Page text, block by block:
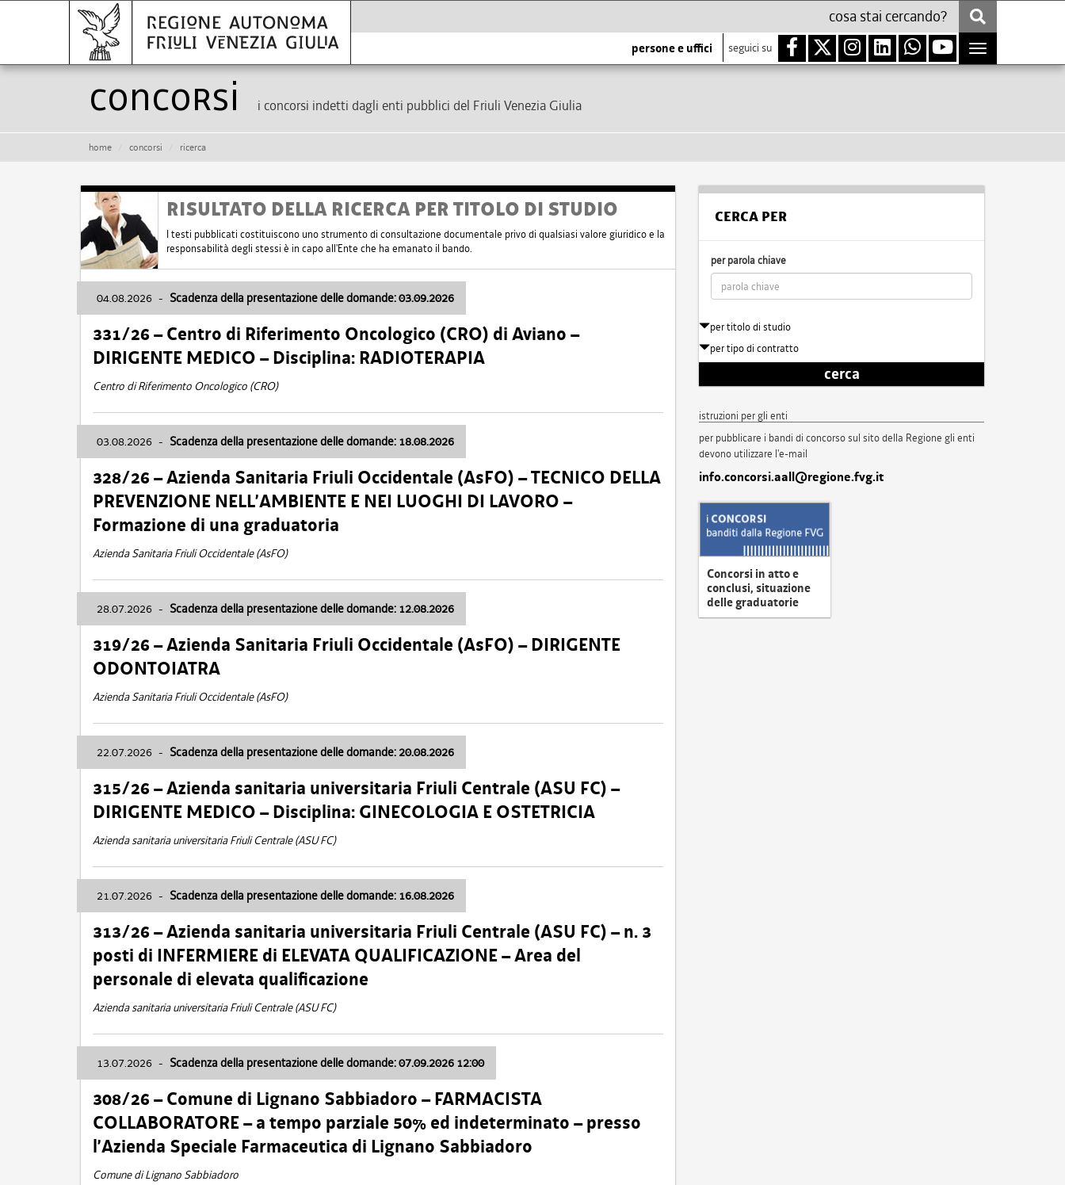
persone e uffici seguici su
Toggle
navigation
Concorsi i concorsi indetti dagli enti pubblici del Friuli Venezia Giulia
home concorsi ricerca
RISULTATO DELLA RICERCA PER TITOLO DI STUDIO
I testi pubblicati costituiscono uno strumento di consultazione documentale privo di qualsiasi valore giuridico e la
responsabilità degli stessi è in capo all'Ente che ha emanato il bando.
04.08.2026 - Scadenza della presentazione delle domande: 03.09.2026
331/26 – Centro di Riferimento Oncologico (CRO) di Aviano –
DIRIGENTE MEDICO – Disciplina: RADIOTERAPIA
Centro di Riferimento Oncologico (CRO)
03.08.2026 - Scadenza della presentazione delle domande: 18.08.2026
328/26 – Azienda Sanitaria Friuli Occidentale (AsFO) – TECNICO DELLA
PREVENZIONE NELL’AMBIENTE E NEI LUOGHI DI LAVORO –
Formazione di una graduatoria
Azienda Sanitaria Friuli Occidentale (AsFO)
28.07.2026 - Scadenza della presentazione delle domande: 12.08.2026
319/26 – Azienda Sanitaria Friuli Occidentale (AsFO) – DIRIGENTE
ODONTOIATRA
Azienda Sanitaria Friuli Occidentale (AsFO)
22.07.2026 - Scadenza della presentazione delle domande: 20.08.2026
315/26 – Azienda sanitaria universitaria Friuli Centrale (ASU FC) –
DIRIGENTE MEDICO – Disciplina: GINECOLOGIA E OSTETRICIA
Azienda sanitaria universitaria Friuli Centrale (ASU FC)
21.07.2026 - Scadenza della presentazione delle domande: 16.08.2026
313/26 – Azienda sanitaria universitaria Friuli Centrale (ASU FC) – n. 3
posti di INFERMIERE di ELEVATA QUALIFICAZIONE – Area del
personale di elevata qualificazione
Azienda sanitaria universitaria Friuli Centrale (ASU FC)
13.07.2026 - Scadenza della presentazione delle domande: 07.09.2026 12:00
308/26 – Comune di Lignano Sabbiadoro – FARMACISTA
COLLABORATORE – a tempo parziale 50% ed indeterminato – presso
l’Azienda Speciale Farmaceutica di Lignano Sabbiadoro
Comune di Lignano Sabbiadoro
CERCA PER
per parola chiave
per titolo di studio
per tipo di contratto
cerca
istruzioni per gli enti
per pubblicare i bandi di concorso sul sito della Regione gli enti
devono utilizzare l'e-mail
info.concorsi.aall@regione.fvg.it
Concorsi in atto e
conclusi, situazione
delle graduatorie